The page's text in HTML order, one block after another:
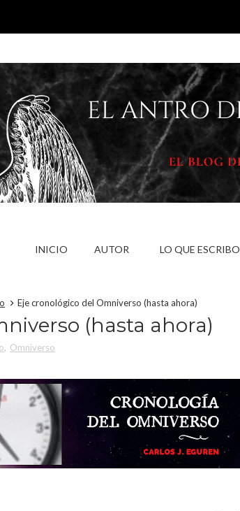
INICIO AUTOR LO QUE ESCRIBO
Eje cronológico del Omniverso (hasta ahora)
(hasta ahora)
, Omniverso